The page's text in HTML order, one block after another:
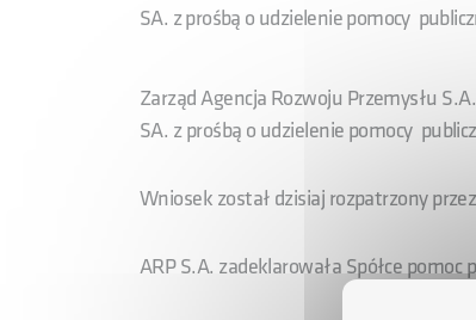
SA. z prośbą o udzielenie pomocy
Zarząd Agencja Rozwoju Przemysłu
SA. z prośbą o udzielenie pomocy
Wniosek został dzisiaj rozpatrzony
ARP S.A. zadeklarowała Spółce